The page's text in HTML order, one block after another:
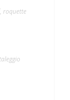
roquette